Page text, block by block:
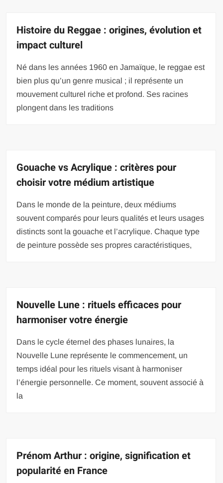
Histoire du Reggae : origines, évolution et
impact culturel
Né dans les années 1960 en Jamaïque, le reggae est
bien plus qu’un genre musical ; il représente un
mouvement culturel riche et profond. Ses racines
plongent dans les traditions
Gouache vs Acrylique : critères pour
choisir votre médium artistique
Dans le monde de la peinture, deux médiums
souvent comparés pour leurs qualités et leurs usages
distincts sont la gouache et l’acrylique. Chaque type
de peinture possède ses propres caractéristiques,
Nouvelle Lune : rituels efficaces pour
harmoniser votre énergie
Dans le cycle éternel des phases lunaires, la
Nouvelle Lune représente le commencement, un
temps idéal pour les rituels visant à harmoniser
l’énergie personnelle. Ce moment, souvent associé à
la
Prénom Arthur : origine, signification et
popularité en France